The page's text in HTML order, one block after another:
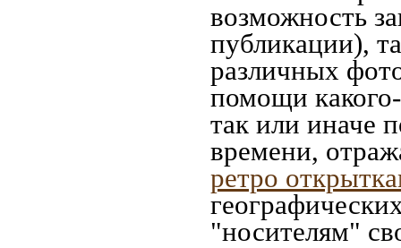
возможность
публикации),
различных
помощи
так или иначе
времени,
ретро
"носителям"